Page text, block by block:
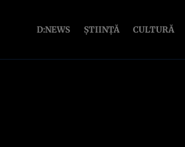
D:NEWS ȘTIINȚĂ CULTURĂ